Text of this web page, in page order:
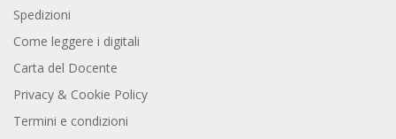
Spedizioni
Come leggere i digitali
Carta del Docente
Privacy & Cookie Policy
Termini e condizioni